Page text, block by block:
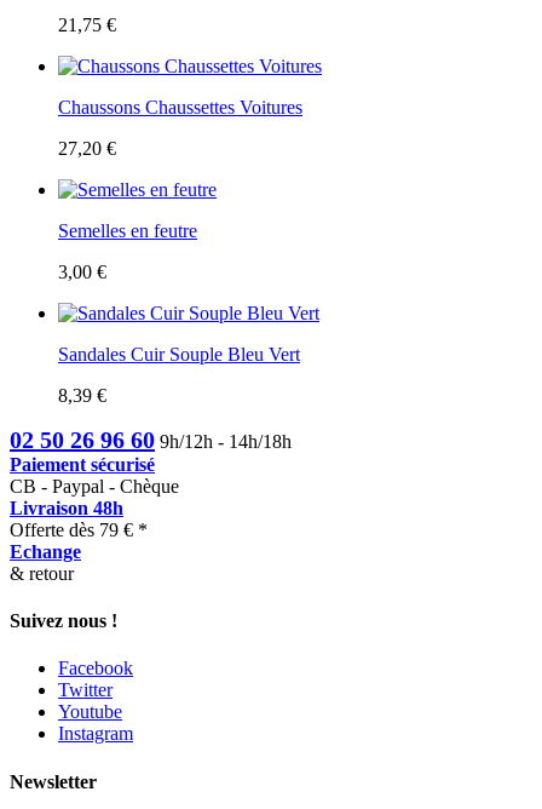
21,75 €
Chaussons Chaussettes Voitures
27,20 €
Semelles en feutre
3,00 €
Sandales Cuir Souple Bleu Vert
8,39 €
02 50 26 96 60 9h/12h - 14h/18h
Paiement sécurisé
CB - Paypal - Chèque
Livraison 48h
Offerte dès 79 € *
Echange
& retour
Suivez nous !
Facebook
Twitter
Youtube
Instagram
Newsletter